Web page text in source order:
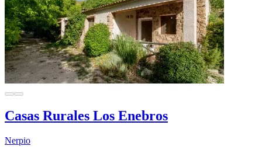
Casas Rurales Los Enebros
Nerpio